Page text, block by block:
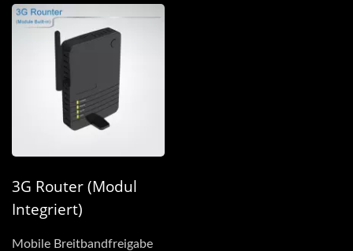
3G Router (Modul
Integriert)
Mobile Breitbandfreigabe